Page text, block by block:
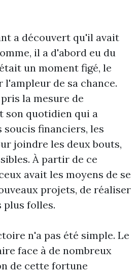
a découvert qu'il avait
il a d'abord eu du
un moment figé, le
l'ampleur de sa chance.
la mesure de
son quotidien qui a
soucis financiers, les
joindre les deux bouts,
À partir de ce
avait les moyens de se
projets, de réaliser
plus folles.
n'a pas été simple. Le
face à de nombreux
de cette fortune